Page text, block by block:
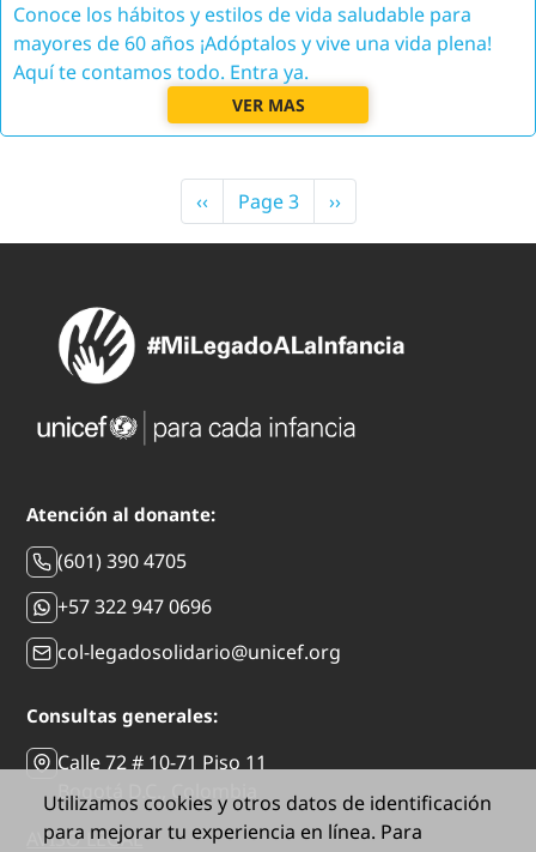
Conoce los hábitos y estilos de vida saludable para
mayores de 60 años ¡Adóptalos y vive una vida plena!
Aquí te contamos todo. Entra ya.
VER MAS
Previous
page
‹‹ Page 3
Next
page
››
Utilizamos cookies y otros datos de identificación
para mejorar tu experiencia en línea. Para
Atención al donante:
(601) 390 4705
+57 322 947 0696
col-legadosolidario@unicef.org
Consultas generales:
Calle 72 # 10-71 Piso 11
Bogotá D.C., Colombia
AVISO LEGAL